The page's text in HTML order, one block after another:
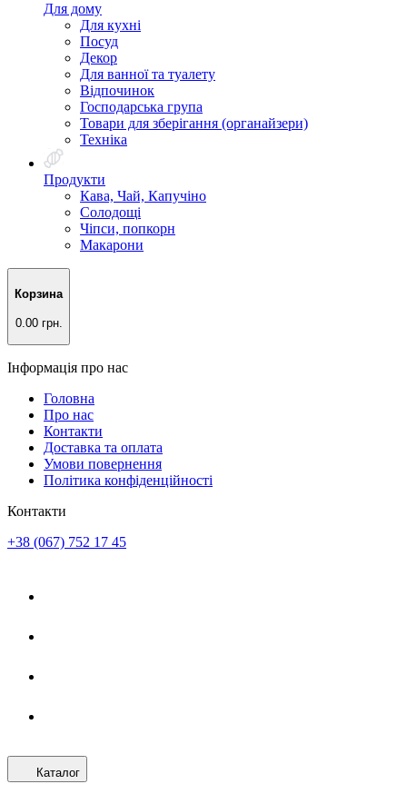
Для дому
Для кухні
Посуд
Декор
Для ванної та туалету
Відпочинок
Господарська група
Товари для зберігання (органайзери)
Техніка
Продукти
Кава, Чай, Капучіно
Солодощі
Чіпси, попкорн
Макарони
Корзина
0.00 грн.
Інформація про нас
Головна
Про нас
Контакти
Доставка та оплата
Умови повернення
Політика конфіденційності
Контакти
+38 (067) 752 17 45
Каталог